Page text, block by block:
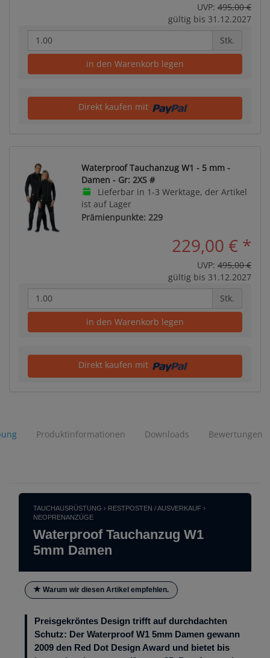
UVP: 495,00 €
gültig bis 31.12.2027
Stk.
in den Warenkorb legen
Direkt kaufen mit
Waterproof Tauchanzug W1 - 5 mm -
Damen - Gr: 2XS #
Lieferbar in 1-3 Werktage, der Artikel
ist auf Lager
Prämienpunkte: 229
229,00 € *
UVP: 495,00 €
gültig bis 31.12.2027
Stk.
in den Warenkorb legen
Direkt kaufen mit
Produktinformationen Downloads Bewertungen
TAUCHAUSRÜSTUNG › RESTPOSTEN / AUSVERKAUF ›
NEOPRENANZÜGE
Waterproof Tauchanzug W1
5mm Damen
Warum wir diesen Artikel empfehlen.
Preisgekröntes Design trifft auf durchdachten
Schutz: Der Waterproof W1 5mm Damen gewann
2009 den Red Dot Design Award und bietet bis